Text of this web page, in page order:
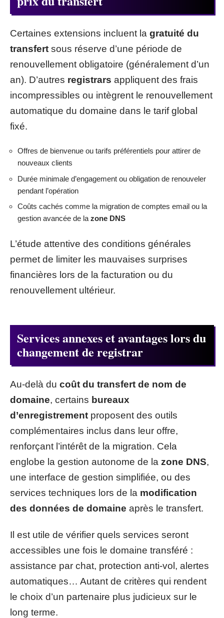
Certaines extensions incluent la gratuité du
transfert sous réserve d’une période de
renouvellement obligatoire (généralement d’un
an). D’autres registrars appliquent des frais
incompressibles ou intègrent le renouvellement
automatique du domaine dans le tarif global
fixé.
Offres de bienvenue ou tarifs préférentiels pour attirer de
nouveaux clients
Durée minimale d’engagement ou obligation de renouveler
pendant l’opération
Coûts cachés comme la migration de comptes email ou la
gestion avancée de la zone DNS
L’étude attentive des conditions générales
permet de limiter les mauvaises surprises
financières lors de la facturation ou du
renouvellement ultérieur.
Services annexes et avantages lors du
changement de registrar
Au-delà du coût du transfert de nom de
domaine, certains bureaux
d’enregistrement proposent des outils
complémentaires inclus dans leur offre,
renforçant l’intérêt de la migration. Cela
englobe la gestion autonome de la zone DNS,
une interface de gestion simplifiée, ou des
services techniques lors de la modification
des données de domaine après le transfert.
Il est utile de vérifier quels services seront
accessibles une fois le domaine transféré :
assistance par chat, protection anti-vol, alertes
automatiques… Autant de critères qui rendent
le choix d’un partenaire plus judicieux sur le
long terme.